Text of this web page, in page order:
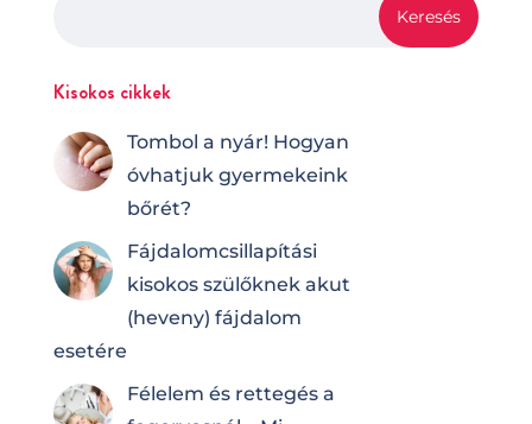
Kisokos cikkek
Tombol a nyár! Hogyan
óvhatjuk gyermekeink
bőrét?
Fájdalomcsilla­pí­tá­si
kisokos szülőknek akut
(heveny) fájdalom
esetére
Félelem és rettegés a